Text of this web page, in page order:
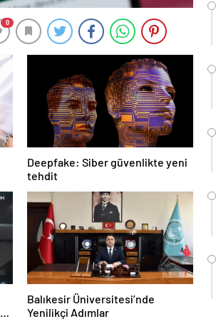
0
Deepfake: Siber güvenlikte yeni
tehdit
Balıkesir Üniversitesi’nde
Yenilikçi Adımlar